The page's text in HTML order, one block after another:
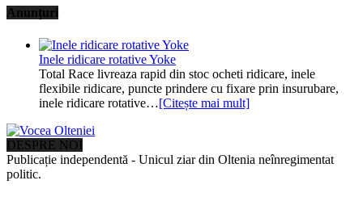
Anunțuri
Inele ridicare rotative Yoke
Total Race livreaza rapid din stoc ocheti ridicare, inele
flexibile ridicare, puncte prindere cu fixare prin insurubare,
inele ridicare rotative…[Citește mai mult]
DESPRE NOI
Publicație independentă - Unicul ziar din Oltenia neînregimentat
politic.